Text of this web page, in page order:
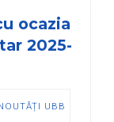
ocazia
2025-
UBB